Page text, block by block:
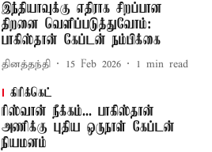
இந்தியாவுக்கு எதிராக சிறப்பான
திறனை வெளிப்படுத்துவோம்:
பாகிஸ்தான் கேப்டன் நம்பிக்கை
தினத்தந்தி 15 Feb 2026 1 min read
கிரிக்கெட்
ரிஸ்வான் நீக்கம்... பாகிஸ்தான்
அணிக்கு புதிய ஒருநாள் கேப்டன்
நியமனம்